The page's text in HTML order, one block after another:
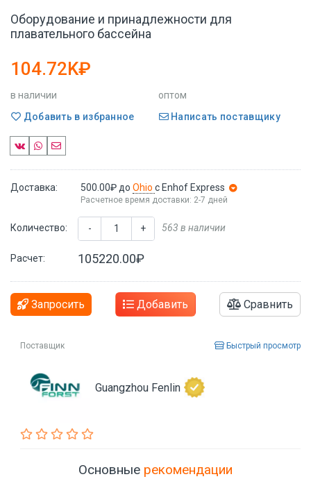
Оборудование и принадлежности для
плавательного бассейна
104.72K₽
в наличии
оптом
Добавить в избранное
Написать поставщику
Доставка: 500.00₽ до Ohio с Enhof Express
Расчетное время доставки: 2-7 дней
Количество: - + 563 в наличии
Расчет: 105220.00₽
Запросить Добавить Сравнить
Поставщик Быстрый просмотр
Guangzhou Fenlin
Основные рекомендации